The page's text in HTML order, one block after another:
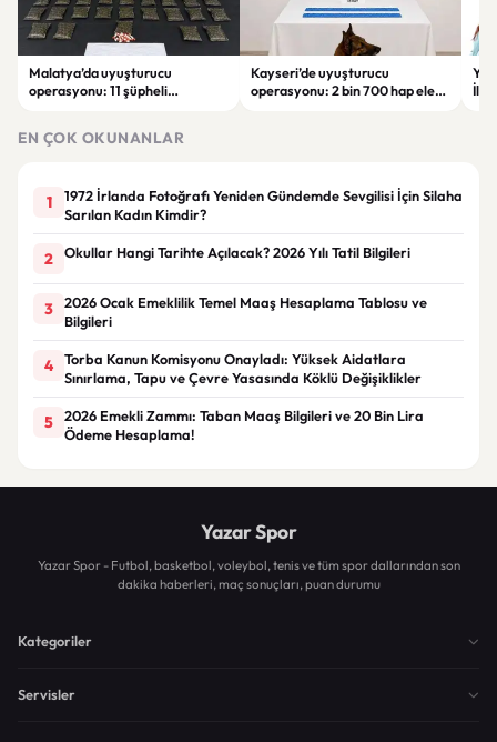
Malatya’da uyuşturucu
operasyonu: 11 şüpheli
Kayseri’de uyuşturucu
operasyonu: 2 bin 700 hap ele
EN ÇOK OKUNANLAR
1
1972 İrlanda Fotoğrafı Yeniden Gündemde Sevgilisi İçin Silaha
Sarılan Kadın Kimdir?
2 Okullar Hangi Tarihte Açılacak? 2026 Yılı Tatil Bilgileri
3
2026 Ocak Emeklilik Temel Maaş Hesaplama Tablosu ve
Bilgileri
4
Torba Kanun Komisyonu Onayladı: Yüksek Aidatlara
Sınırlama, Tapu ve Çevre Yasasında Köklü Değişiklikler
5
2026 Emekli Zammı: Taban Maaş Bilgileri ve 20 Bin Lira
Ödeme Hesaplama!
Yazar Spor
Yazar Spor - Futbol, basketbol, voleybol, tenis ve tüm spor dallarından son
dakika haberleri, maç sonuçları, puan durumu
Kategoriler
Servisler